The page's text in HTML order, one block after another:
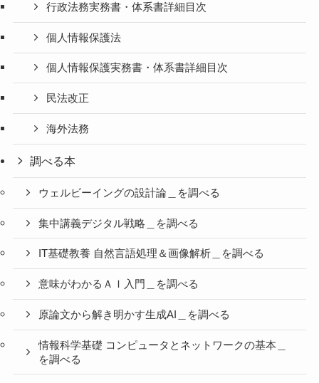
行政法務実務書・体系書詳細目次
個人情報保護法
個人情報保護実務書・体系書詳細目次
民法改正
海外法務
調べる本
ウェルビーイングの設計論＿を調べる
集中講義デジタル戦略＿を調べる
IT基礎教養 自然言語処理＆画像解析＿を調べる
意味がわかるＡＩ入門＿を調べる
原論文から解き明かす生成AI＿を調べる
情報科学基礎 コンピュータとネットワークの基本＿
を調べる